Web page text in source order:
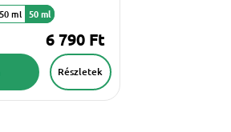
50 ml
50 ml
6 790 Ft
Részletek